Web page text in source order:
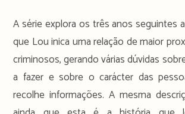
A série explora os três anos seguintes
que Lou inica uma relação de maior
criminosos, gerando várias dúvidas
a fazer e sobre o carácter das
recolhe informações. A mesma